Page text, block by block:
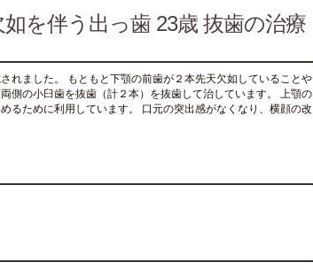
を伴う出っ歯 23歳 抜歯の治療
れました。 もともと下顎の前歯が２本先天欠如していることや
側の小臼歯を抜歯（計２本）を抜歯して治しています。 上顎の
るために利用しています。 口元の突出感がなくなり、横顔の改